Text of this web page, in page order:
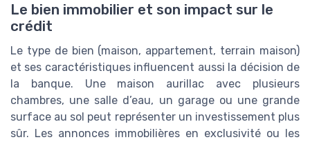
Le bien immobilier et son impact sur le
crédit
Le type de bien (maison, appartement, terrain maison)
et ses caractéristiques influencent aussi la décision de
la banque. Une maison aurillac avec plusieurs
chambres, une salle d’eau, un garage ou une grande
surface au sol peut représenter un investissement plus
sûr. Les annonces immobilières en exclusivité ou les